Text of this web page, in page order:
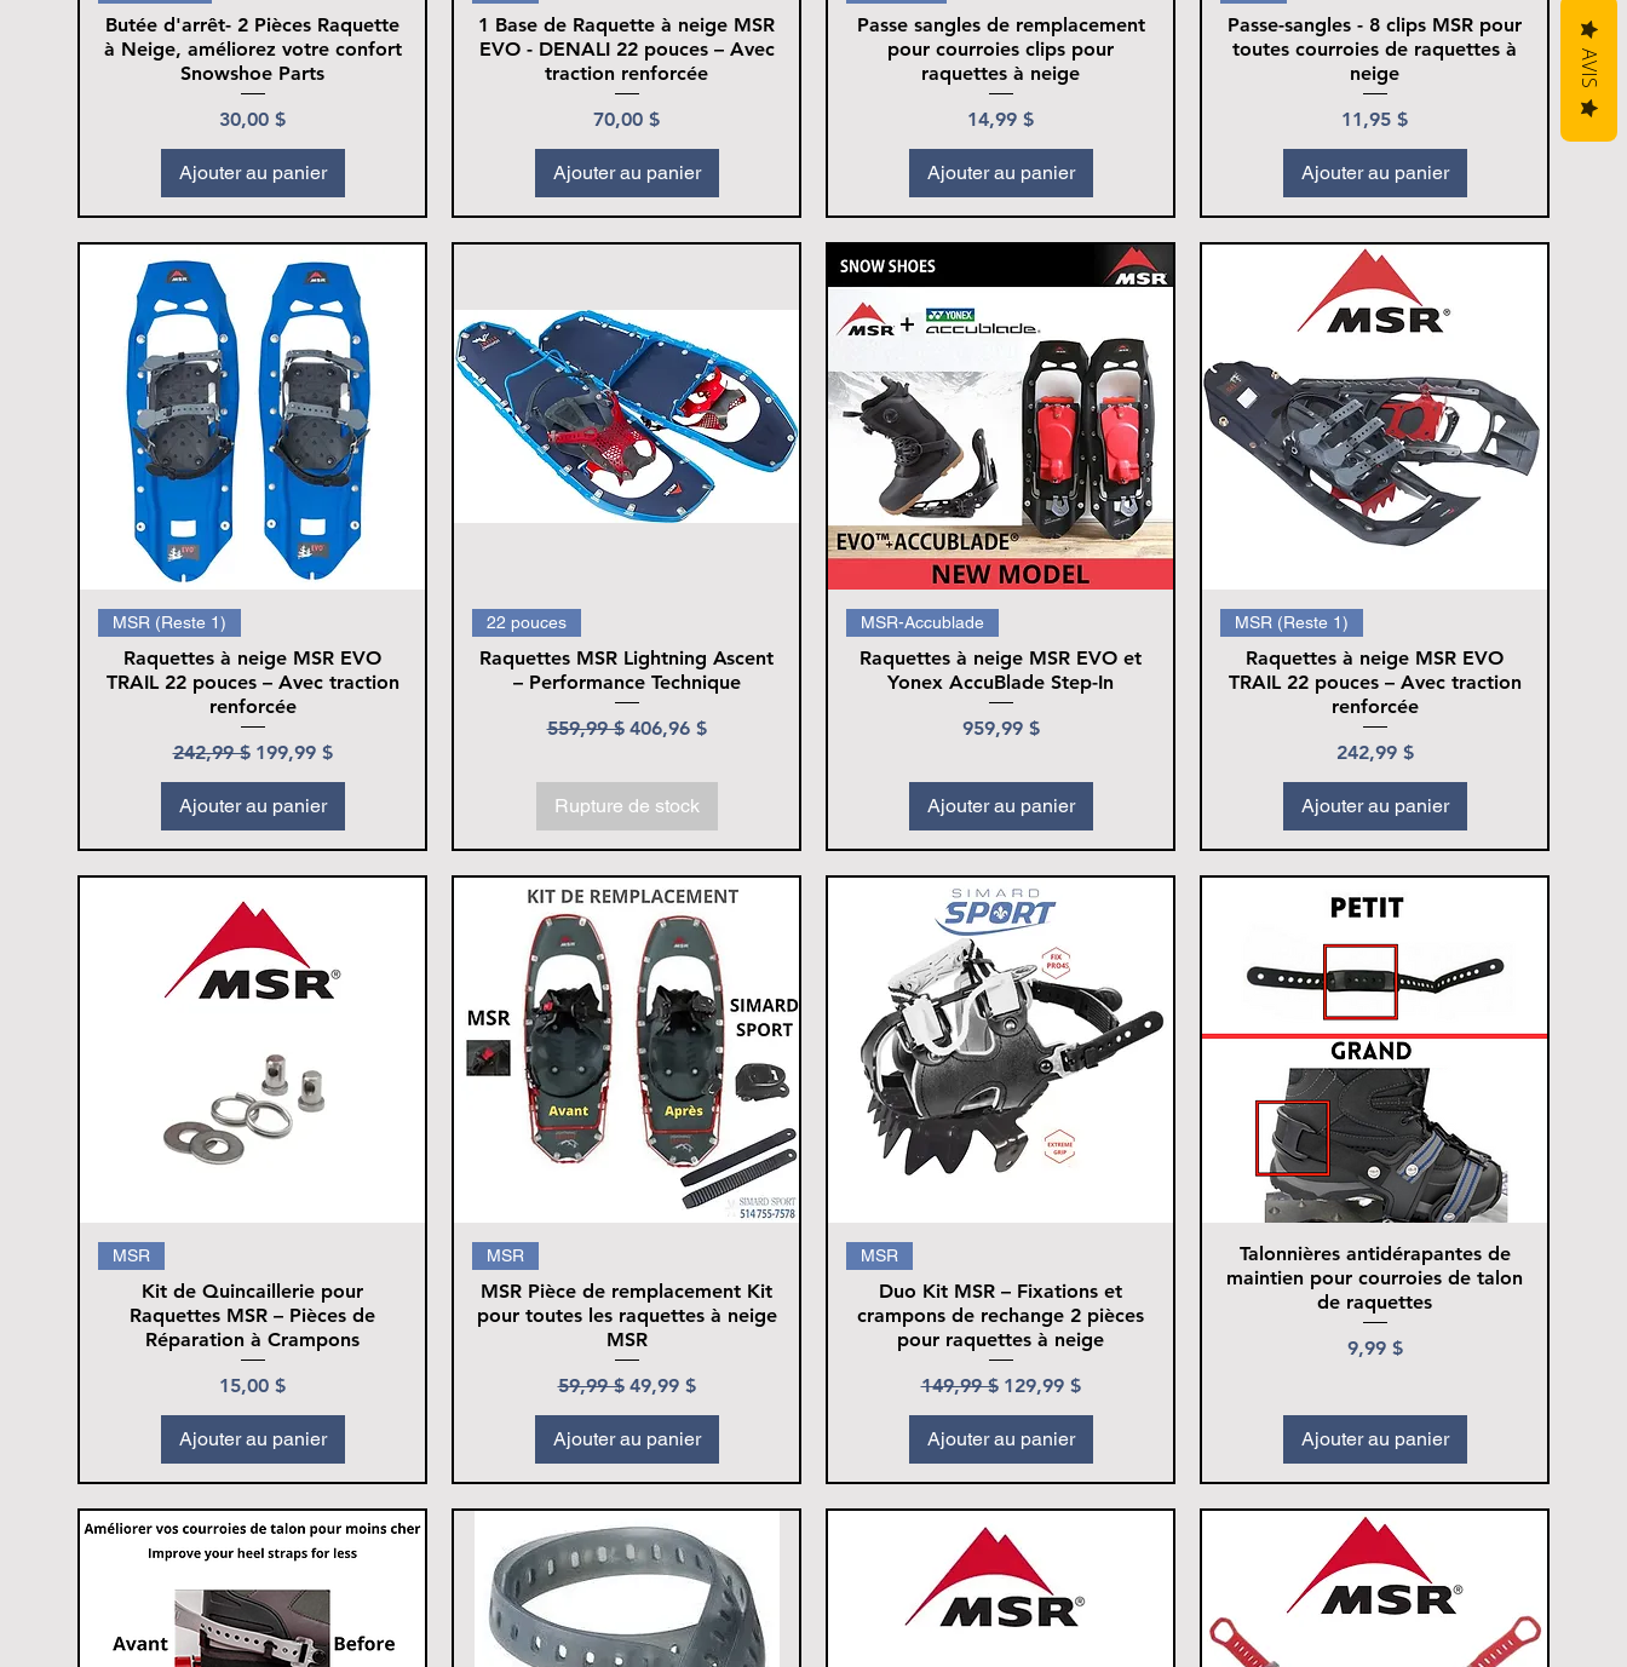
Butée d'arrêt- 2 Pièces Raquette
à Neige, améliorez votre confort
Snowshoe Parts
Prix
30,00 $
Ajouter au panier
1 Base de Raquette à neige MSR
EVO - DENALI 22 pouces – Avec
traction renforcée
Prix
70,00 $
Ajouter au panier
Passe sangles de remplacement
pour courroies clips pour
raquettes à neige
Prix
14,99 $
Ajouter au panier
Passe-sangles - 8 clips MSR pour
toutes courroies de raquettes à
neige
Prix
11,95 $
Ajouter au panier
MSR (Reste 1)
Raquettes à neige MSR EVO
TRAIL 22 pouces – Avec traction
renforcée
Prix original
242,99 $ Prix promotionnel
199,99 $
Ajouter au panier
22 pouces
Raquettes MSR Lightning Ascent
– Performance Technique
Prix original
559,99 $ Prix promotionnel
406,96 $
Rupture de stock
MSR-Accublade
Raquettes à neige MSR EVO et
Yonex AccuBlade Step-In
Prix
959,99 $
Ajouter au panier
MSR (Reste 1)
Raquettes à neige MSR EVO
TRAIL 22 pouces – Avec traction
renforcée
Prix
242,99 $
Ajouter au panier
MSR
Kit de Quincaillerie pour
Raquettes MSR – Pièces de
Réparation à Crampons
Prix
15,00 $
Ajouter au panier
MSR
MSR Pièce de remplacement Kit
pour toutes les raquettes à neige
MSR
Prix original
59,99 $ Prix promotionnel
49,99 $
Ajouter au panier
MSR
Duo Kit MSR – Fixations et
crampons de rechange 2 pièces
pour raquettes à neige
Prix original
149,99 $ Prix promotionnel
129,99 $
Ajouter au panier
Talonnières antidérapantes de
maintien pour courroies de talon
de raquettes
Prix
9,99 $
Ajouter au panier
AVIS